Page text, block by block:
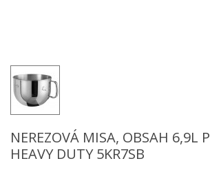
NEREZOVÁ MISA, OBSAH 6,9L
HEAVY DUTY 5KR7SB